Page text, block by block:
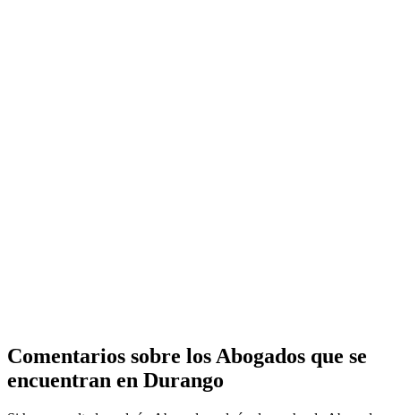
Comentarios sobre los Abogados que se
encuentran en Durango